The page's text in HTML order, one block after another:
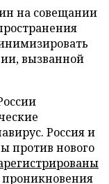
на совещании
вызванной
Россия и
против нового
проникновения